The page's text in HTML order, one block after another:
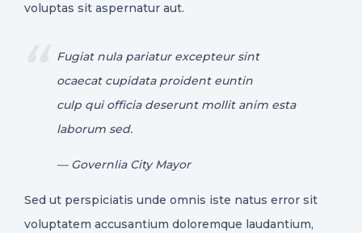
voluptas sit aspernatur aut.
Fugiat nula pariatur excepteur sint
ocaecat cupidata proident euntin
culp qui officia deserunt mollit anim esta
laborum sed.
— Governlia City Mayor
Sed ut perspiciatis unde omnis iste natus error sit
voluptatem accusantium doloremque laudantium,